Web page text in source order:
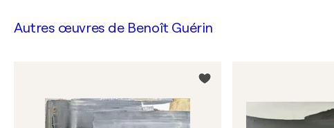
Autres œuvres de Benoît Guérin